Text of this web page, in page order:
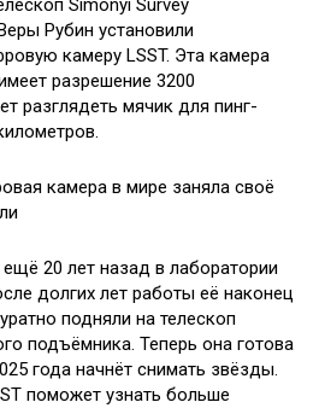
Simonyi Survey
Рубин установили
камеру LSST. Эта камера
разрешение 3200
разглядеть мячик для пинг-
20 лет назад в лаборатории
долгих лет работы её наконец
подняли на телескоп
подъёмника. Теперь она готова
года начнёт снимать звёзды.
поможет узнать больше